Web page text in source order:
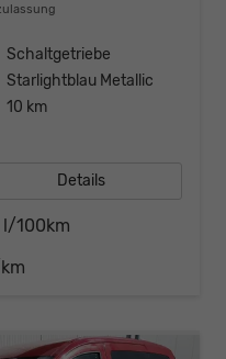
Schaltgetriebe
Starlightblau Metallic
10 km
Details
l/100km